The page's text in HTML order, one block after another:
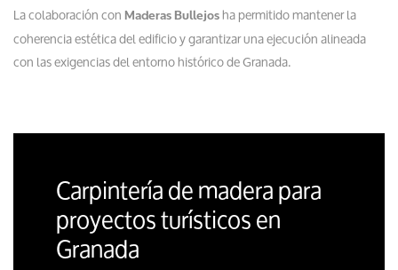
La colaboración con Maderas Bullejosha permitido mantener la
coherencia estética del edificio y garantizar una ejecución alineada
con las exigencias del entorno histórico de Granada.
Carpintería de madera para
proyectos turísticos en
Granada